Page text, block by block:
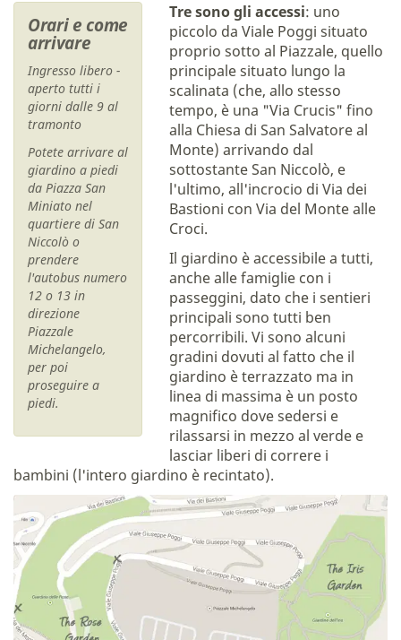
Orari e come
arrivare
Ingresso libero -
aperto tutti i
giorni dalle 9 al
tramonto
Potete arrivare al
giardino a piedi
da Piazza San
Miniato nel
quartiere di San
Niccolò o
prendere
l'autobus numero
12 o 13 in
direzione
Piazzale
Michelangelo,
per poi
proseguire a
piedi.
Tre sono gli accessi: uno
piccolo da Viale Poggi situato
proprio sotto al Piazzale, quello
principale situato lungo la
scalinata (che, allo stesso
tempo, è una "Via Crucis" fino
alla Chiesa di San Salvatore al
Monte) arrivando dal
sottostante San Niccolò, e
l'ultimo, all'incrocio di Via dei
Bastioni con Via del Monte alle
Croci.
Il giardino è accessibile a tutti,
anche alle famiglie con i
passeggini, dato che i sentieri
principali sono tutti ben
percorribili. Vi sono alcuni
gradini dovuti al fatto che il
giardino è terrazzato ma in
linea di massima è un posto
magnifico dove sedersi e
rilassarsi in mezzo al verde e
lasciar liberi di correre i
bambini (l'intero giardino è recintato).